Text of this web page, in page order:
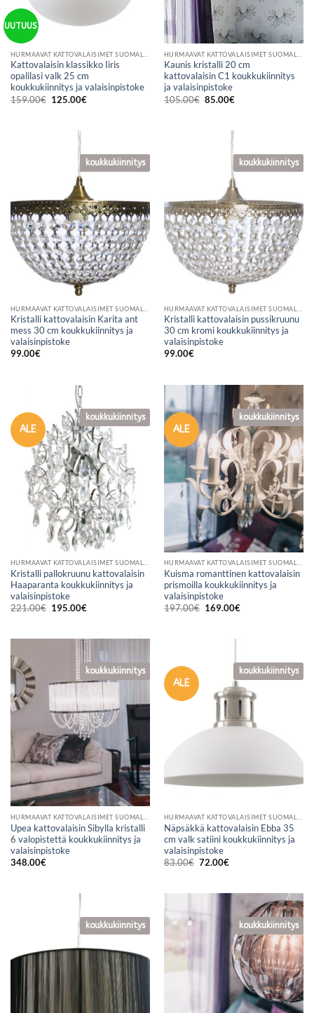
UUTUUS
Kattovalaisin klassikko Iiris
opalilasi valk 25 cm
koukkukiinnitys ja valaisinpistoke
159.00€ Alkuperäinen
125.00€Nykyinen
Kaunis kristalli 20 cm
kattovalaisin C1 koukkukiinnitys
ja valaisinpistoke
105.00€ Alkuperäinen
85.00€Nykyinen
koukkukiinnitys
koukkukiinnitys
Kristalli kattovalaisin Karita ant
mess 30 cm koukkukiinnitys ja
valaisinpistoke
99.00€
koukkukiinnitys
koukkukiinnitys
Kristalli kattovalaisin pussikruunu
30 cm kromi koukkukiinnitys ja
valaisinpistoke
99.00€
koukkukiinnitys
ALE
HURMAAVAT KATTOVALAISIMET SUOMALAISESTA VERKKOKAUPASTA
Kristalli pallokruunu kattovalaisin
Haaparanta koukkukiinnitys ja
valaisinpistoke
221.00€ Alkuperäinen
195.00€Nykyinen
koukkukiinnitys
ALE
HURMAAVAT KATTOVALAISIMET SUOMALAISESTA VERKKOKAUPASTA
Kuisma romanttinen kattovalaisin
prismoilla koukkukiinnitys ja
valaisinpistoke
197.00€ Alkuperäinen
169.00€Nykyinen
koukkukiinnitys
Upea kattovalaisin Sibylla kristalli
6 valopistettä koukkukiinnitys ja
valaisinpistoke
348.00€
ALE
koukkukiinnitys
Näpsäkkä kattovalaisin Ebba 35
cm valk satiini koukkukiinnitys ja
valaisinpistoke
83.00€ Alkuperäinen
72.00€Nykyinen
koukkukiinnitys
koukkukiinnitys koukkukiinnitys
koukkukiinnitys